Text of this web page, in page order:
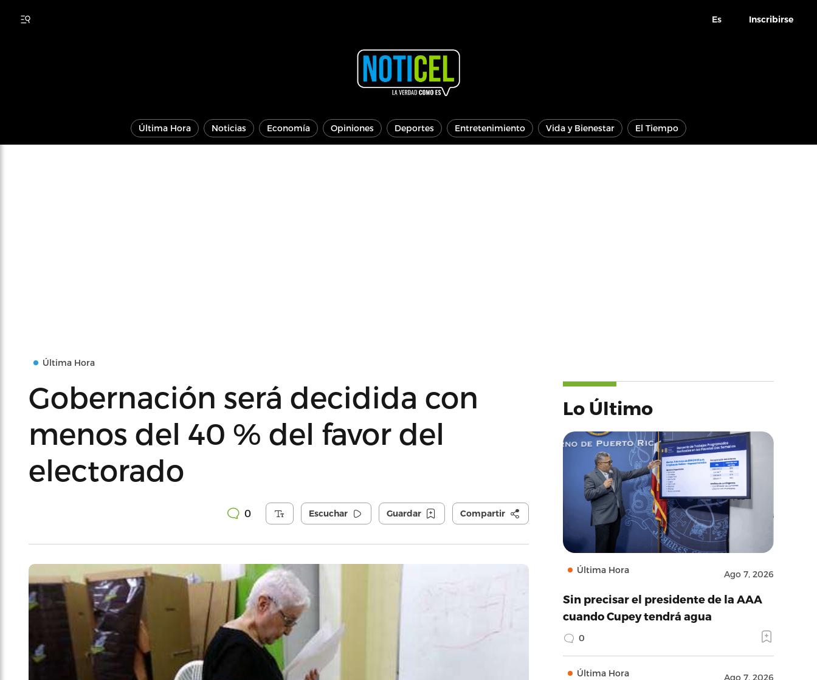
Es Inscribirse
Última Hora Noticias Economía Opiniones Deportes Entretenimiento Vida y Bienestar El Tiempo
Última Hora
Gobernación será decidida con
menos del 40 % del favor del
electorado
0 Escuchar Guardar Compartir
Lo Último
Última Hora Ago 7, 2026
Sin precisar el presidente de la AAA
cuando Cupey tendrá agua
0
Última Hora Ago 7, 2026